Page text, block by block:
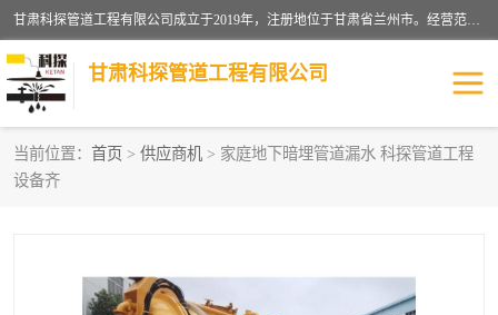
甘肃科探管道工程有限公司成立于2019年，注册地位于甘肃省兰州市。经营范围包括管道安装、清洗、疏通、维修、检测，防水工程，工程钻孔，化粪池清理，暖气安装，给排水管道安装维修，室内外管道如消防、供水、供热管道漏水检测定位，室内外防水堵漏等。
甘肃科探管道工程有限公司
当前位置： 首页 > 供应商机 > 家庭地下暗埋管道漏水 科探管道工程
设备齐